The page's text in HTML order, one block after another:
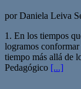
por Daniela Leiva
1. En los tiempos
logramos conformar
tiempo más allá de
Pedagógico [...]